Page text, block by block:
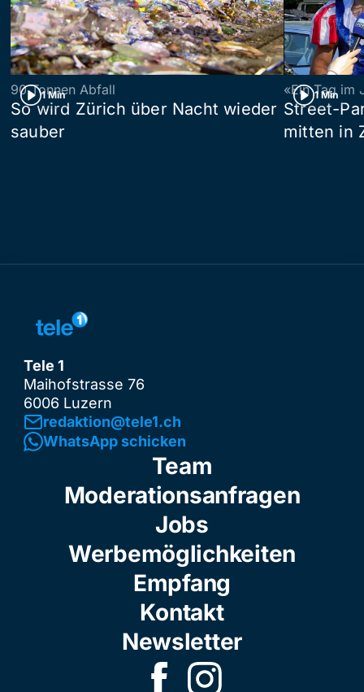
1 Min
90 Tonnen Abfall
So wird Zürich über Nacht wieder
sauber
1 Min
«Ein Tag im
Street-
mitten in
Tele 1
Maihofstrasse 76
6006 Luzern
redaktion@tele1.ch
WhatsApp schicken
Team
Moderationsanfragen
Jobs
Werbemöglichkeiten
Empfang
Kontakt
Newsletter